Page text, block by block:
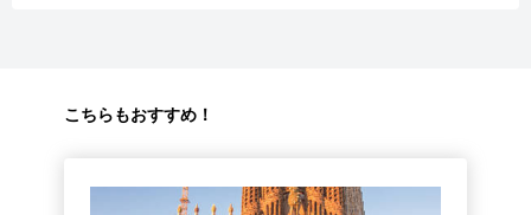
こちらもおすすめ！